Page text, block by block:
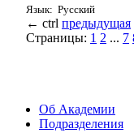
Язык: Русский
← ctrl предыдущая
Страницы: 1 2 ... 7
Об Академии
Подразделения